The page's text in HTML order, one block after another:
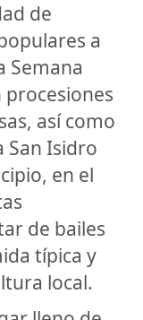
de
a
Semana
procesiones
así como
San Isidro
en el
de bailes
típica y
local.